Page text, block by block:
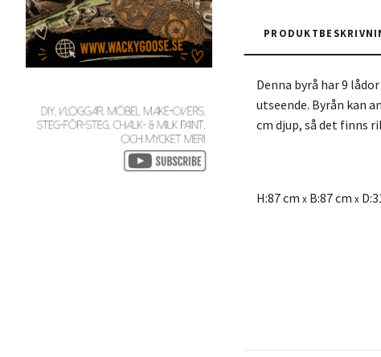
Denna byrå har 9
utseende. Byrån kan
cm djup, så det finns
H:87 cm x B:87 cm x